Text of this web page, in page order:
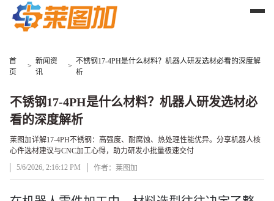
首
页
>
新闻资
讯
>
不锈钢17-4PH是什么材料？机器人研发选材必看的深度解
析
不锈钢17-4PH是什么材料？机器人研发选材必
看的深度解析
莱图加详解17-4PH不锈钢：高强度、耐腐蚀、热处理性能优异。分享机器人核
心件选材建议与CNC加工心得，助力研发小批量极速交付
5/6/2026, 2:16:12 PM
作者：莱图加